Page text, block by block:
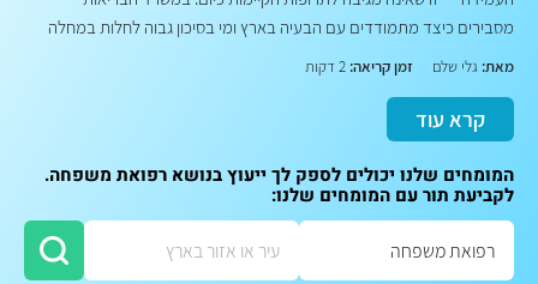
מסבירים כיצד מתמודדים עם הבעיה בארץ ומי בסיכון גבוה לחלות במחלה
מאת: גלי שלם זמן קריאה:
קרא עוד
המומחים שלנו יכולים לספק לך ייעוץ בנושא רפואת משפחה.
לקביעת תור עם המומחים שלנו: